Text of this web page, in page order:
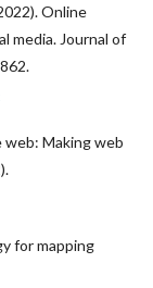
Online
media. Journal of
Making web
for mapping